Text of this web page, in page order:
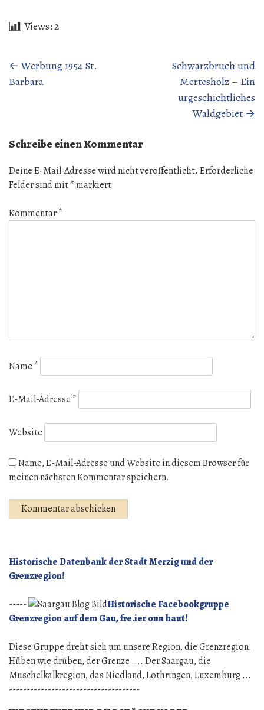
Views:2
Beitragsnavigation
← Werbung 1954 St.
Barbara
Schwarzbruch und
Mertesholz – Ein
urgeschichtliches
Waldgebiet →
Schreibe einen Kommentar
Deine E-Mail-Adresse wird nicht veröffentlicht. Erforderliche
Felder sind mit* markiert
Kommentar*
Name *
E-Mail-Adresse *
Website
Name, E-Mail-Adresse und Website in diesem Browser für
meinen nächsten Kommentar speichern.
Historische Datenbank der Stadt Merzig und der
Grenzregion!
-----
Historische Facebookgruppe
Grenzregion auf dem Gau, fre.ier onn haut!
Diese Gruppe dreht sich um unsere Region, die Grenzregion.
Hüben wie drüben, der Grenze .... Der Saargau, die
Muschelkalkregion, das Niedland, Lothringen, Luxemburg ...
-------------------------------------